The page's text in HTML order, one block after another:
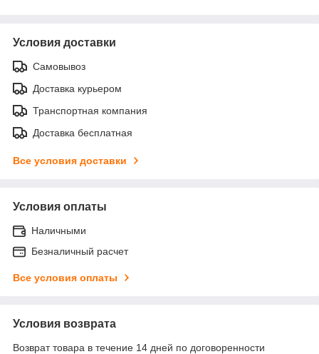
Условия доставки
Самовывоз
Доставка курьером
Транспортная компания
Доставка бесплатная
Все условия доставки
Условия оплаты
Наличными
Безналичный расчет
Все условия оплаты
Условия возврата
Возврат товара в течение 14 дней по договоренности